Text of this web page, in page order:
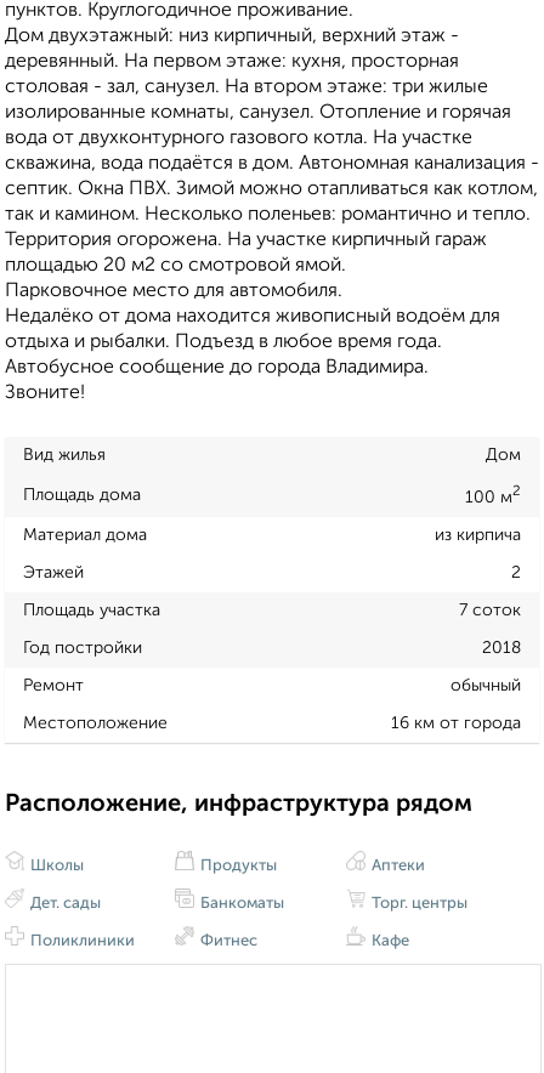
пунктов. Круглогодичное проживание.
Дом двухэтажный: низ кирпичный, верхний этаж -
деревянный. На первом этаже: кухня, просторная
столовая - зал, санузел. На втором этаже: три жилые
изолированные комнаты, санузел. Отопление и горячая
вода от двухконтурного газового котла. На участке
скважина, вода подаётся в дом. Автономная канализация -
септик. Окна ПВХ. Зимой можно отапливаться как котлом,
так и камином. Несколько поленьев: романтично и тепло.
Территория огорожена. На участке кирпичный гараж
площадью 20 м2 со смотровой ямой.
Парковочное место для автомобиля.
Недалёко от дома находится живописный водоём для
отдыха и рыбалки. Подъезд в любое время года.
Автобусное сообщение до города Владимира.
Звоните!
Вид жилья Дом
Площадь дома 100 м2
Материал дома из кирпича
Этажей 2
Площадь участка 7 соток
Год постройки 2018
Ремонт обычный
Местоположение 16 км от города
Расположение, инфраструктура рядом
Школы
Дет. сады
Поликлиники
Продукты
Банкоматы
Фитнес
Аптеки
Торг. центры
Кафе